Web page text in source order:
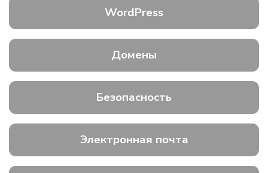
WordPress
Домены
Безопасность
Электронная почта